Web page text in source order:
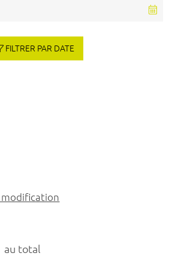
au total
FILTRER PAR DATE
modification